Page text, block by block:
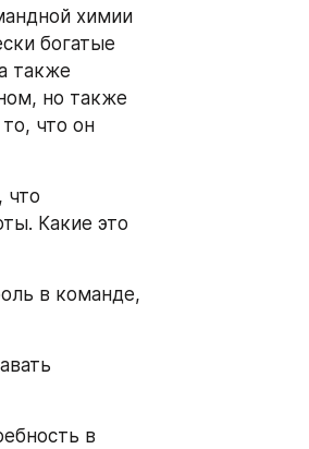
химии
богатые
также
но также
что он
что
Какие это
в команде,
в